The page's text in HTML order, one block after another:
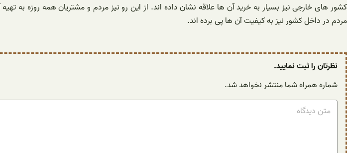
کشور های خارجی نیز بسیار به خرید آن ها علاقه نشان داده اند. از این رو نیز مردم و مشتریان همه روزه
مردم در داخل کشور نیز به کیفیت آن ها پی برده اند.
نظرتان را ثبت نمایید.
شماره همراه شما منتشر نخواهد شد.